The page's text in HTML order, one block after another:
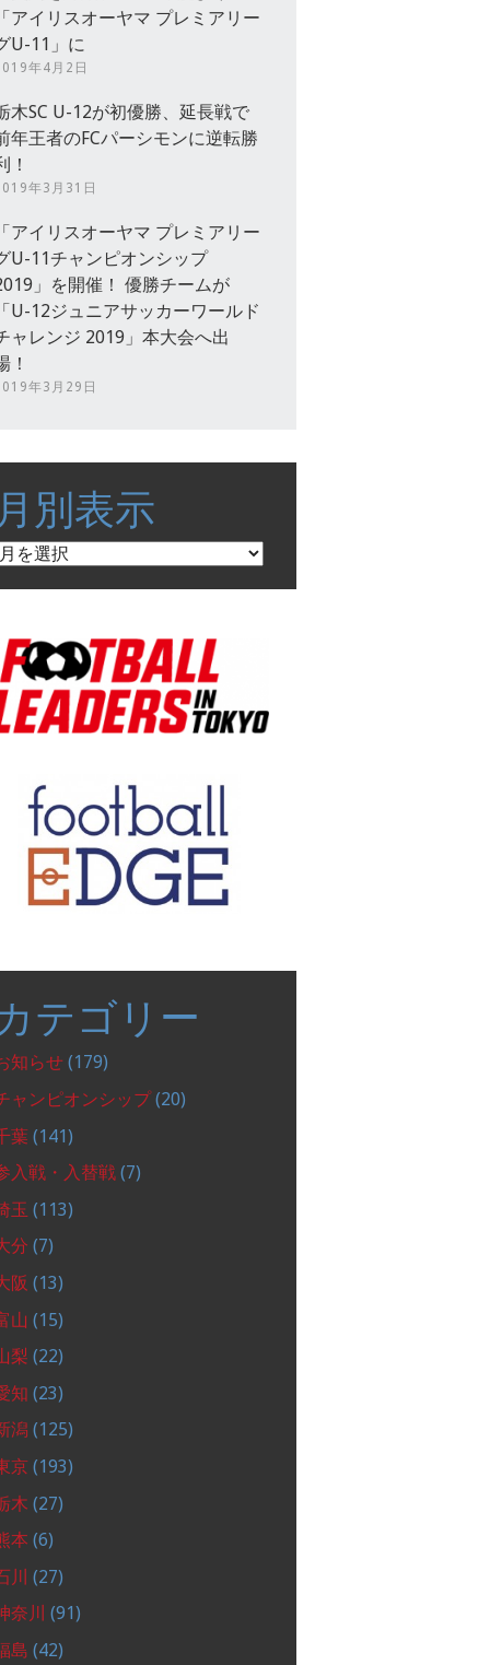
アイリスオーヤマ プレミアリー
U-11」に
年4月2日
木SC U-12が初優勝、延長戦で
年王者のFCパーシモンに逆転勝
！
年3月31日
アイリスオーヤマ プレミアリー
U-11チャンピオンシップ
」を開催！ 優勝チームが
U-12ジュニアサッカーワールド
ャレンジ 2019」本大会へ出
！
年3月29日
別表示
テゴリー
知らせ (179)
ャンピオンシップ(20)
葉 (141)
入戦・入替戦 (7)
玉 (113)
分 (7)
阪 (13)
山 (15)
梨 (22)
知 (23)
潟 (125)
京 (193)
木 (27)
本 (6)
川 (27)
奈川 (91)
島 (42)